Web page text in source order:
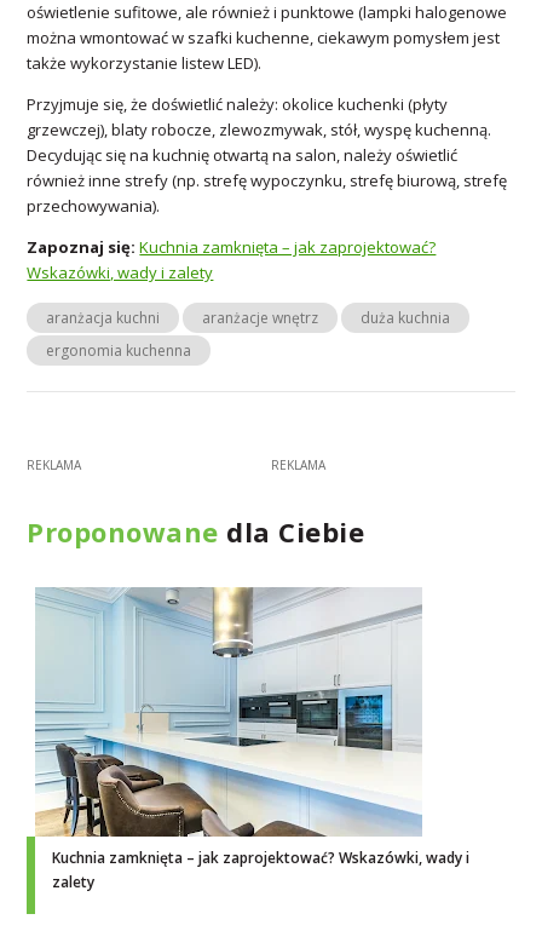
oświetlenie sufitowe, ale również i punktowe (lampki halogenowe
można wmontować w szafki kuchenne, ciekawym pomysłem jest
także wykorzystanie listew LED).
Przyjmuje się, że doświetlić należy: okolice kuchenki (płyty
grzewczej), blaty robocze, zlewozmywak, stół, wyspę kuchenną.
Decydując się na kuchnię otwartą na salon, należy oświetlić
również inne strefy (np. strefę wypoczynku, strefę biurową, strefę
przechowywania).
Zapoznaj się: Kuchnia zamknięta – jak zaprojektować?
Wskazówki, wady i zalety
aranżacja kuchni aranżacje wnętrz
duża kuchnia
ergonomia kuchenna
Proponowane dla Ciebie
Kuchnia zamknięta – jak zaprojektować? Wskazówki, wady i
zalety